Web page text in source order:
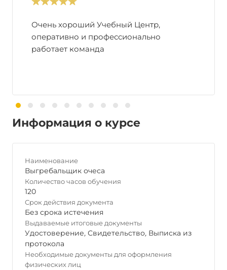
Очень хороший Учебный Центр,
оперативно и профессионально
работает команда
Информация о курсе
Наименование
Выгребальщик очеса
Количество часов обучения
120
Срок действия документа
Без срока истечения
Выдаваемые итоговые документы
Удостоверение, Свидетельство, Выписка из
протокола
Необходимые документы для оформления
физических лиц